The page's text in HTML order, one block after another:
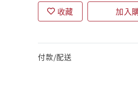
收藏 加入
付款/配送